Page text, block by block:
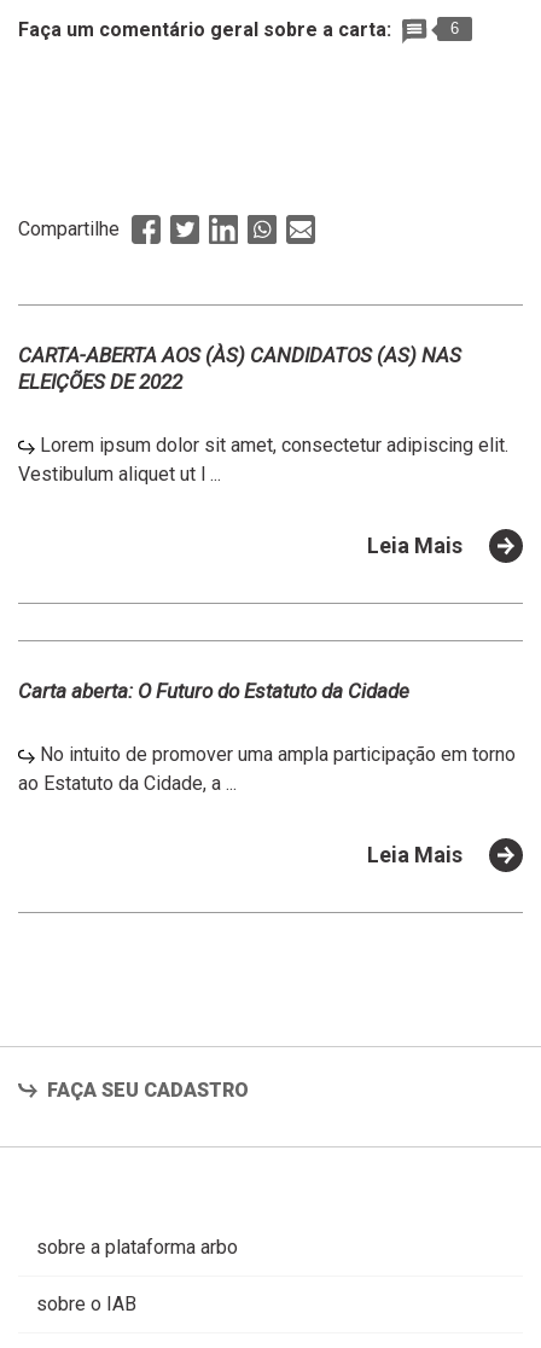
Faça um comentário geral sobre a carta: 6
Compartilhe
CARTA-ABERTA AOS (ÀS) CANDIDATOS (AS) NAS
ELEIÇÕES DE 2022
Lorem ipsum dolor sit amet, consectetur adipiscing elit.
Vestibulum aliquet ut l ...
Leia Mais
Carta aberta: O Futuro do Estatuto da Cidade
No intuito de promover uma ampla participação em torno
ao Estatuto da Cidade, a ...
Leia Mais
FAÇA SEU CADASTRO
sobre a plataforma arbo
sobre o IAB